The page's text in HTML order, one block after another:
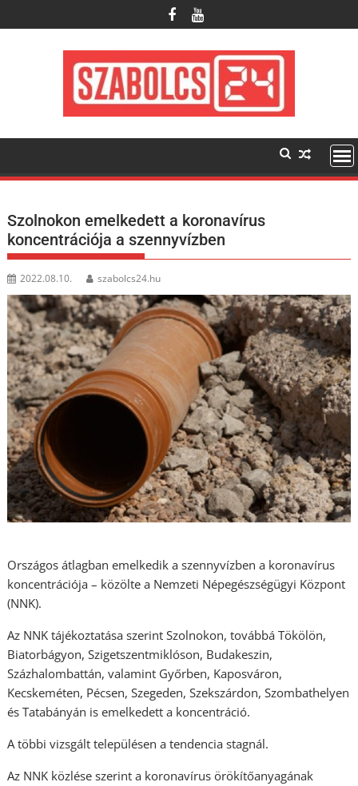
to
Szolnokon emelkedett a koronavírus
koncentrációja a szennyvízben
2022.08.10. szabolcs24.hu
Országos átlagban emelkedik a szennyvízben a koronavírus
koncentrációja – közölte a Nemzeti Népegészségügyi Központ
(NNK).
Az NNK tájékoztatása szerint Szolnokon, továbbá Tökölön,
Biatorbágyon, Szigetszentmiklóson, Budakeszin,
Százhalombattán, valamint Győrben, Kaposváron,
Kecskeméten, Pécsen, Szegeden, Szekszárdon, Szombathelyen
és Tatabányán is emelkedett a koncentráció.
A többi vizsgált településen a tendencia stagnál.
Az NNK közlése szerint a koronavírus örökítőanyagának